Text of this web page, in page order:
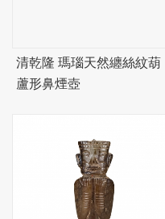
清乾隆 瑪瑙天然纏絲紋葫
蘆形鼻煙壺